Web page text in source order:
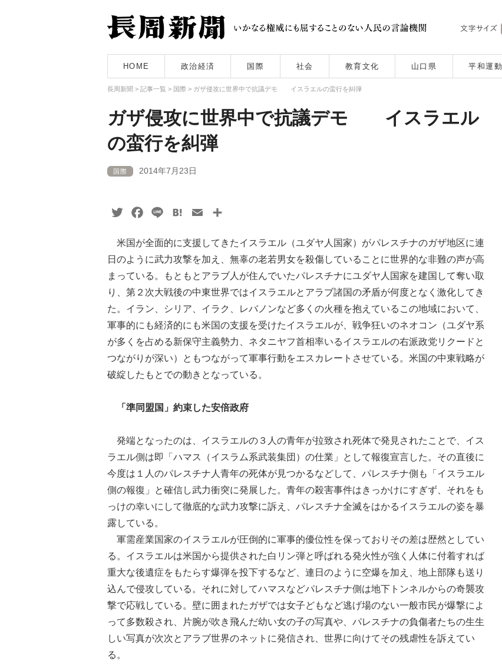
HOME 政治経済 国際 社会 教育文化 山口県 平和運動
長周新聞 > 記事一覧 > 国際 > ガザ侵攻に世界中で抗議デモ イスラエルの蛮行を糾弾
ガザ侵攻に世界中で抗議デモ イスラエル
の蛮行を糾弾
国際 2014年7月23日
TwitterFacebook
Line HatenaEmail
米国が全面的に支援してきたイスラエル（ユダヤ人国家）がパレスチナのガザ地区に連
日のように武力攻撃を加え、無辜の老若男女を殺傷していることに世界的な非難の声が高
まっている。もともとアラブ人が住んでいたパレスチナにユダヤ人国家を建国して奪い取
り、第２次大戦後の中東世界ではイスラエルとアラブ諸国の矛盾が何度となく激化してき
た。イラン、シリア、イラク、レバノンなど多くの火種を抱えているこの地域において、
軍事的にも経済的にも米国の支援を受けたイスラエルが、戦争狂いのネオコン（ユダヤ系
が多くを占める新保守主義勢力、ネタニヤフ首相率いるイスラエルの右派政党リクードと
つながりが深い）ともつながって軍事行動をエスカレートさせている。米国の中東戦略が
破綻したもとでの動きとなっている。
「準同盟国」約束した安倍政府
発端となったのは、イスラエルの３人の青年が拉致され死体で発見されたことで、イス
ラエル側は即「ハマス（イスラム系武装集団）の仕業」として報復宣言した。その直後に
今度は１人のパレスチナ人青年の死体が見つかるなどして、パレスチナ側も「イスラエル
側の報復」と確信し武力衝突に発展した。青年の殺害事件はきっかけにすぎず、それをも
っけの幸いにして徹底的な武力攻撃に訴え、パレスチナ全滅をはかるイスラエルの姿を暴
露している。
軍需産業国家のイスラエルが圧倒的に軍事的優位性を保っておりその差は歴然としてい
る。イスラエルは米国から提供された白リン弾と呼ばれる発火性が強く人体に付着すれば
重大な後遺症をもたらす爆弾を投下するなど、連日のように空爆を加え、地上部隊も送り
込んで侵攻している。それに対してハマスなどパレスチナ側は地下トンネルからの奇襲攻
撃で応戦している。壁に囲まれたガザでは女子どもなど逃げ場のない一般市民が爆撃によ
って多数殺され、片腕が吹き飛んだ幼い女の子の写真や、パレスチナの負傷者たちの生生
しい写真が次次とアラブ世界のネットに発信され、世界に向けてその残虐性を訴えてい
る。